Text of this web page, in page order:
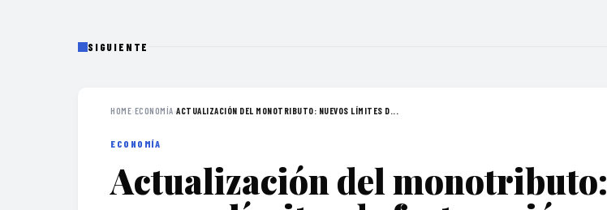
SIGUIENTE
HOME›ECONOMÍA›ACTUALIZACIÓN DEL MONOTRIBUTO: NUEVOS LÍMITES D...
ECONOMÍA
Actualización del monotributo: